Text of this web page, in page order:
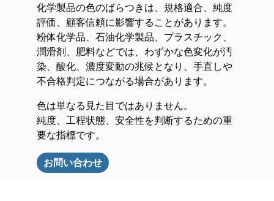
化学製品の色のばらつきは、規格適合、純度
評価、顧客信頼に影響することがあります。
粉体化学品、石油化学製品、プラスチック、
潤滑剤、肥料などでは、わずかな色変化が汚
染、酸化、濃度変動の兆候となり、手直しや
不合格判定につながる場合があります。
色は単なる見た目ではありません。
純度、工程状態、安全性を判断するための重
要な指標です。
お問い合わせ